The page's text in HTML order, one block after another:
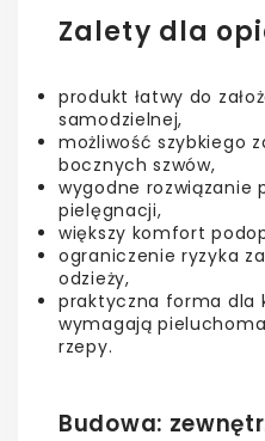
Zalety dla
produkt łatwy do
samodzielnej,
możliwość szybkiego
bocznych szwów,
wygodne rozwiązanie
pielęgnacji,
większy komfort
ograniczenie ryzyka
odzieży,
praktyczna forma dla
wymagają
rzepy.
Budowa: